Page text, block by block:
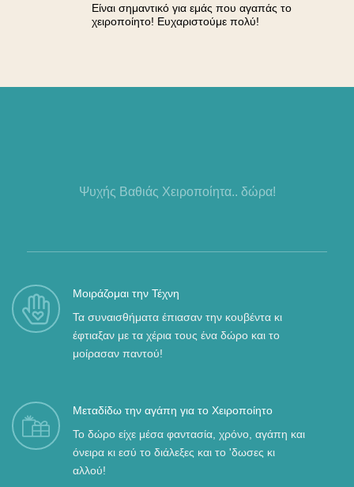
Είναι σημαντικό για εμάς που αγαπάς το
χειροποίητο! Ευχαριστούμε πολύ!
Ψυχής Βαθιάς Χειροποίητα.. δώρα!
Μοιράζομαι την Τέχνη
Τα συναισθήματα έπιασαν την κουβέντα κι
έφτιαξαν με τα χέρια τους ένα δώρο και το
μοίρασαν παντού!
Μεταδίδω την αγάπη για το Χειροποίητο
Το δώρο είχε μέσα φαντασία, χρόνο, αγάπη και
όνειρα κι εσύ το διάλεξες και το 'δωσες κι
αλλού!